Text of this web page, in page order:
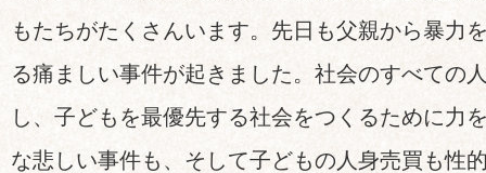
もたちがたくさんいます。先日も父親から暴力
る痛ましい事件が起きました。社会のすべての
し、子どもを最優先する社会をつくるために力
な悲しい事件も、そして子どもの人身売買も性